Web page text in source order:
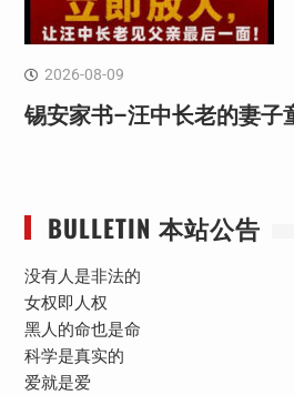
2026-08-09
锡安家书–汪中长老的妻子
BULLETIN 本站公告
没有人是非法的
女权即人权
黑人的命也是命
科学是真实的
爱就是爱